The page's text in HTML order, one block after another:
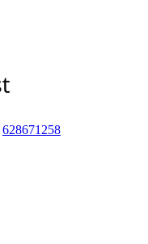
628671258